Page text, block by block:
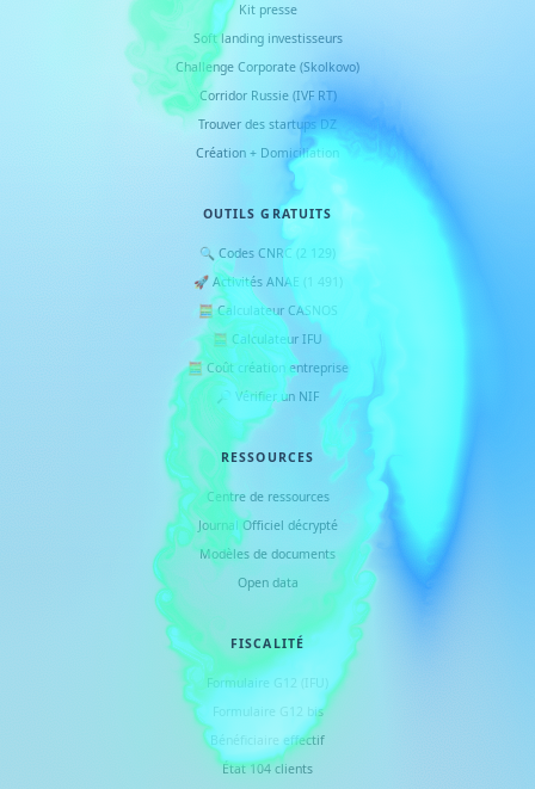
Kit presse
Soft landing investisseurs
Challenge Corporate (Skolkovo)
Corridor Russie (IVF RT)
Trouver des startups DZ
Création + Domiciliation
OUTILS GRATUITS
🔍 Codes CNRC (2 129)
🚀 Activités ANAE (1 491)
🧮 Calculateur CASNOS
🧮 Calculateur IFU
🧮 Coût création entreprise
🔎 Vérifier un NIF
RESSOURCES
Centre de ressources
Journal Officiel décrypté
Modèles de documents
Open data
FISCALITÉ
Formulaire G12 (IFU)
Formulaire G12 bis
Bénéficiaire effectif
État 104 clients